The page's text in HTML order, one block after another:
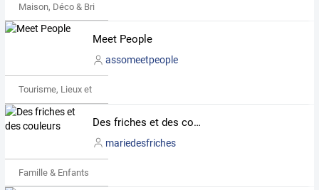
Maison, Déco & Bricolage
Meet People
assomeetpeople
Tourisme, Lieux et Événements
Des friches et des couleurs
mariedesfriches
Famille & Enfants